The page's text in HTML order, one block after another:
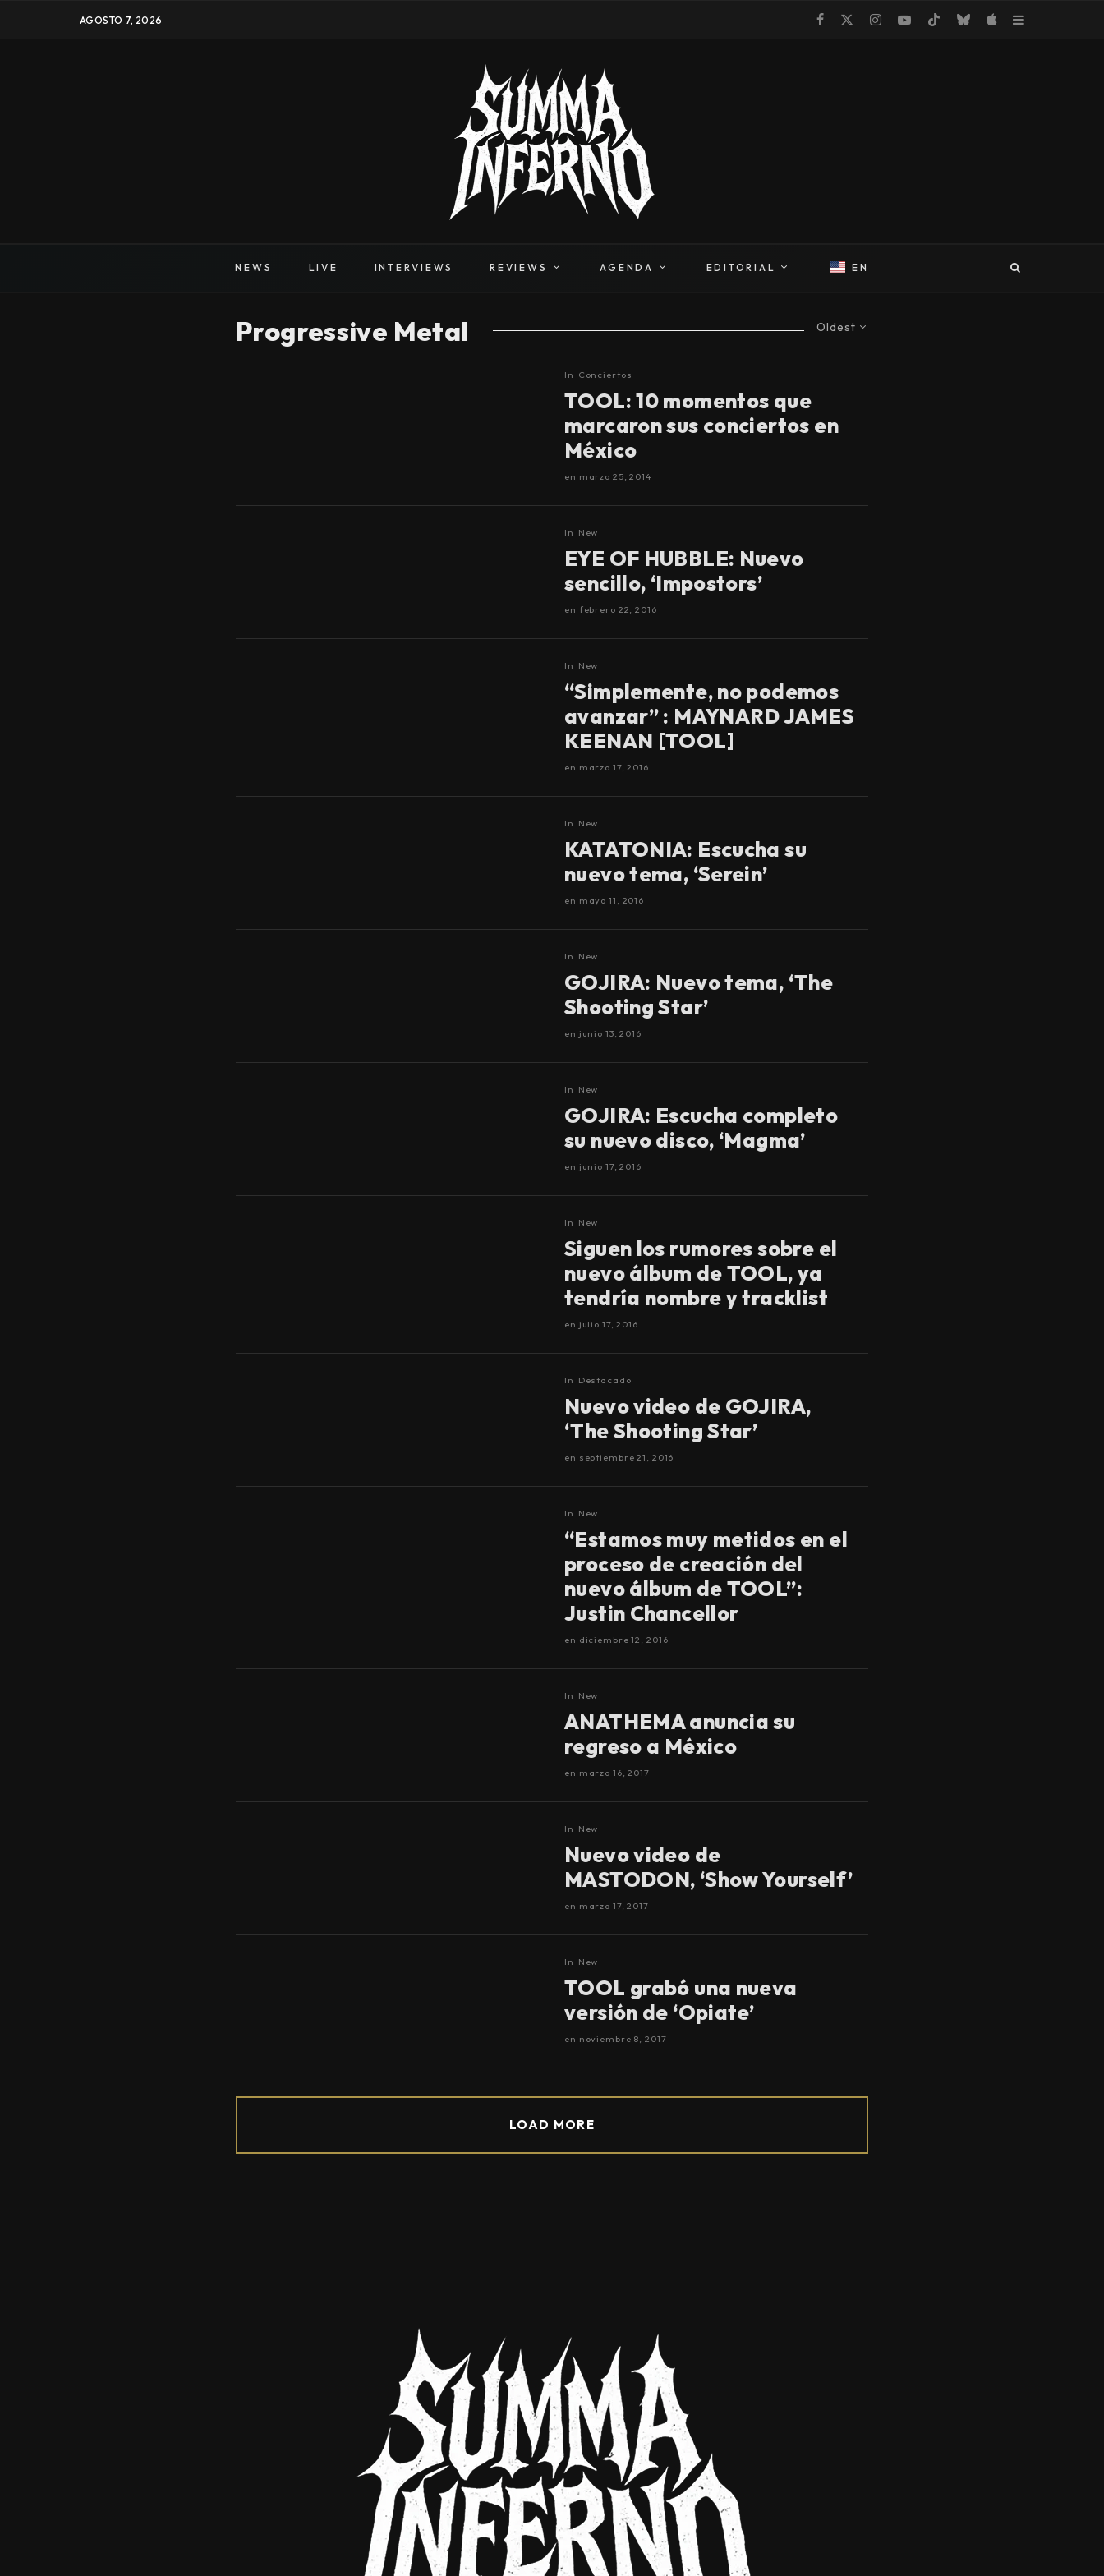
AGOSTO 7, 2026
NEWS LIVE INTERVIEWS REVIEWS AGENDA EDITORIAL EN
Oldest
Progressive Metal
In Conciertos
TOOL: 10 momentos que
marcaron sus conciertos en
México
en marzo 25, 2014
In New
EYE OF HUBBLE: Nuevo
sencillo, ‘Impostors’
en febrero 22, 2016
In New
“Simplemente, no podemos
avanzar” : MAYNARD JAMES
KEENAN [TOOL]
en marzo 17, 2016
In New
KATATONIA: Escucha su
nuevo tema, ‘Serein’
en mayo 11, 2016
In New
GOJIRA: Nuevo tema, ‘The
Shooting Star’
en junio 13, 2016
In New
GOJIRA: Escucha completo
su nuevo disco, ‘Magma’
en junio 17, 2016
In New
Siguen los rumores sobre el
nuevo álbum de TOOL, ya
tendría nombre y tracklist
en julio 17, 2016
In Destacado
Nuevo video de GOJIRA,
‘The Shooting Star’
en septiembre 21, 2016
In New
“Estamos muy metidos en el
proceso de creación del
nuevo álbum de TOOL”:
Justin Chancellor
en diciembre 12, 2016
In New
ANATHEMA anuncia su
regreso a México
en marzo 16, 2017
In New
Nuevo video de
MASTODON, ‘Show Yourself’
en marzo 17, 2017
In New
TOOL grabó una nueva
versión de ‘Opiate’
en noviembre 8, 2017
LOAD MORE